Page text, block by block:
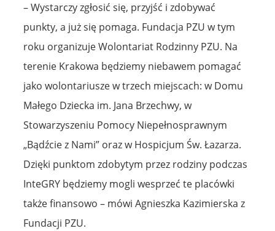
– Wystarczy zgłosić się, przyjść i zdobywać
punkty, a już się pomaga. Fundacja PZU w tym
roku organizuje Wolontariat Rodzinny PZU. Na
terenie Krakowa będziemy niebawem pomagać
jako wolontariusze w trzech miejscach: w Domu
Małego Dziecka im. Jana Brzechwy, w
Stowarzyszeniu Pomocy Niepełnosprawnym
„Bądźcie z Nami” oraz w Hospicjum Św. Łazarza.
Dzięki punktom zdobytym przez rodziny podczas
InteGRY będziemy mogli wesprzeć te placówki
także finansowo – mówi Agnieszka Kazimierska z
Fundacji PZU.